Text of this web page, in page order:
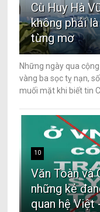
Cù Huy Hà
không phải
từng mơ
Những ngày qua
vàng ba sọc tỵ nạn,
muối mặt khi biết tin
10
Văn Toàn và
những kẻ
quan hệ Việt